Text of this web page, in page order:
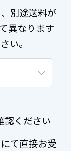
別途送料が
異なります
い。
認ください
て直接お受